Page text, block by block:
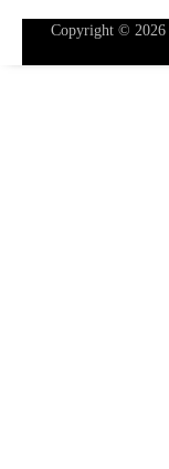
Copyright © 2026